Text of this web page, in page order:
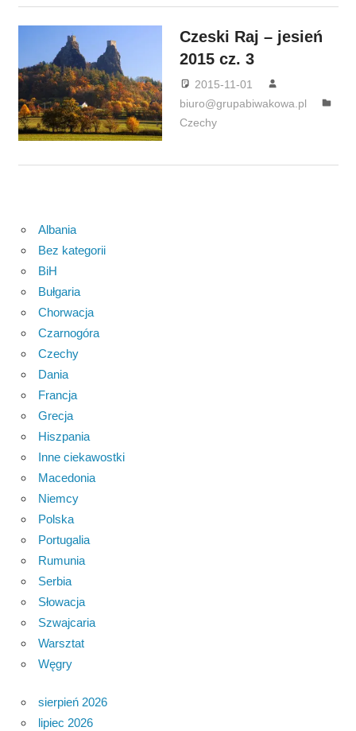
Czeski Raj – jesień
2015 cz. 3
2015-11-01
biuro@grupabiwakowa.pl
Czechy
Albania
Bez kategorii
BiH
Bułgaria
Chorwacja
Czarnogóra
Czechy
Dania
Francja
Grecja
Hiszpania
Inne ciekawostki
Macedonia
Niemcy
Polska
Portugalia
Rumunia
Serbia
Słowacja
Szwajcaria
Warsztat
Węgry
sierpień 2026
lipiec 2026